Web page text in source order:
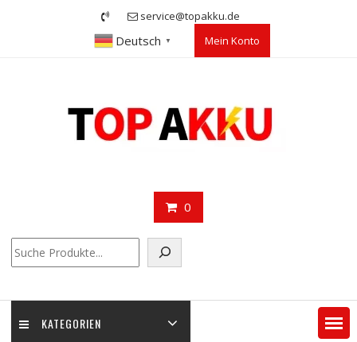
service@topakku.de
Deutsch ▼ Mein Konto
0
KATEGORIEN